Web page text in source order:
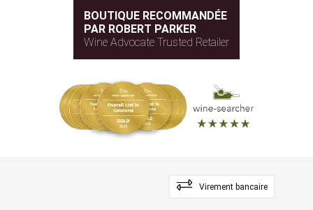
BOUTIQUE RECOMMANDÉE
PAR ROBERT PARKER
Wine Advocate Trusted Retailer
Virement bancaire